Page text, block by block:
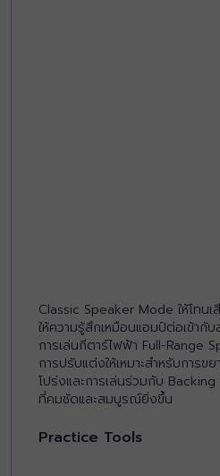
Classic Speaker Mode ให้โทนเ
ให้ความรู้สึกเหมือนแอมป์ต่อเข้ากั
การเล่นกีตาร์ไฟฟ้า Full-Range
การปรับแต่งให้เหมาะสำหรับการข
โปร่งและการเล่นร่วมกับ Backing
ที่คมชัดและสมบูรณ์ยิ่งขึ้น
Practice Tools